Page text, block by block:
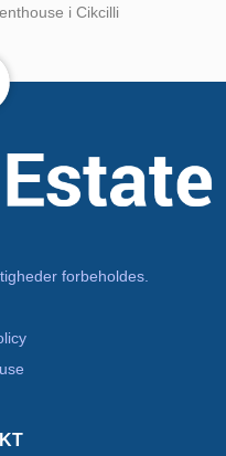
i Cikcilli
forbeholdes.